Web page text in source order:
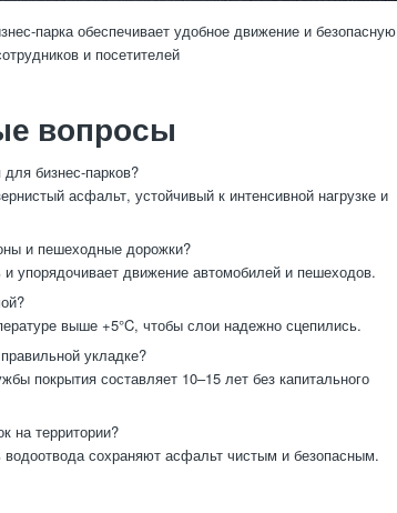
парка обеспечивает удобное движение и безопасную
и посетителей
вопросы
бизнес-парков?
асфальт, устойчивый к интенсивной нагрузке и
и пешеходные дорожки?
упорядочивает движение автомобилей и пешеходов.
выше +5°C, чтобы слои надежно сцепились.
укладке?
покрытия составляет 10–15 лет без капитального
на территории?
водоотвода сохраняют асфальт чистым и безопасным.